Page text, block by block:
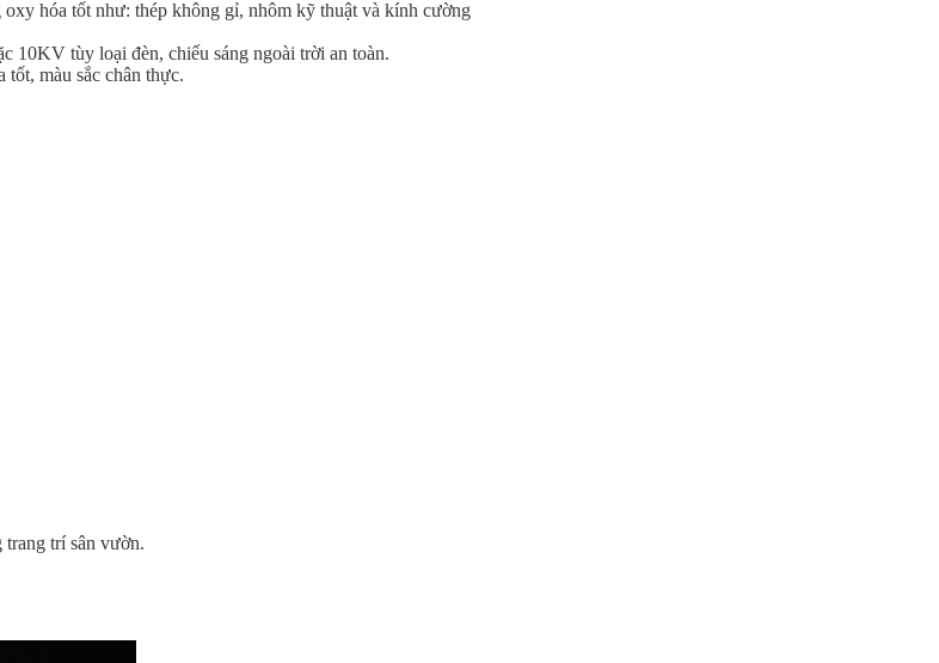
hóa tốt như: thép không gỉ, nhôm kỹ thuật và kính cường
10KV tùy loại đèn, chiếu sáng ngoài trời an toàn.
tốt, màu sắc chân thực.
trang trí sân vườn.